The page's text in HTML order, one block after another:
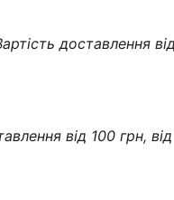
доставлення
від 100 грн,